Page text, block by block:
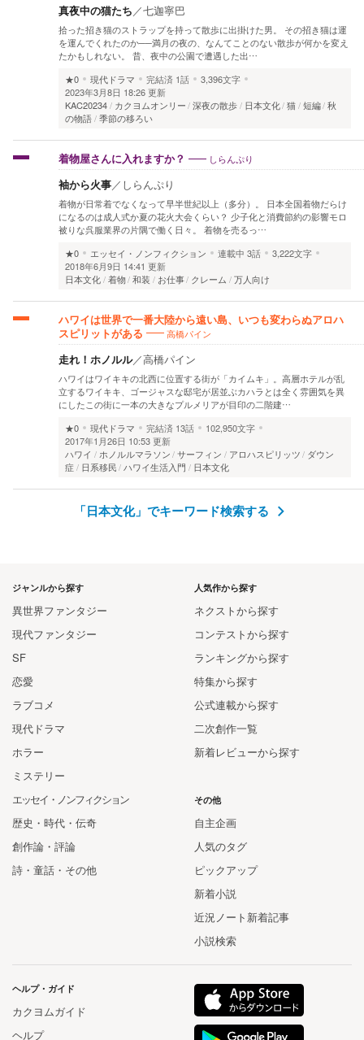
真夜中の猫たち／七迦寧巴
拾った招き猫のストラップを持って散歩に出掛けた男。 その招き猫は運
を運んでくれたのか──満月の夜の、なんてことのない散歩が何かを変え
たかもしれない。 昔、夜中の公園で遭遇した出…
★0
現代ドラマ 完結済 1話
3,396文字
2023年3月8日 18:26 更新
KAC20234
カクヨムオンリー 深夜の散歩 日本文化 猫 短編 秋
の物語 季節の移ろい
着物屋さんに入れますか？ しらんぷり
袖から火事／ しらんぷり
着物が日常着でなくなって早半世紀以上（多分）。 日本全国着物だらけ
になるのは成人式か夏の花火大会くらい？ 少子化と消費節約の影響モロ
被りな呉服業界の片隅で働く日々。 着物を売るっ…
★0
エッセイ・ノンフィクション 連載中 3話
3,222文字
2018年6月9日 14:41 更新
日本文化 着物 和装 お仕事 クレーム 万人向け
ハワイは世界で一番大陸から遠い島、いつも変わらぬアロハ
スピリットがある
高橋パイン
走れ！ホノルル／高橋パイン
ハワイはワイキキの北西に位置する街が「カイムキ」。高層ホテルが乱
立するワイキキ、ゴージャスな邸宅が居並ぶカハラとは全く雰囲気を異
にしたこの街に一本の大きなプルメリアが目印の二階建…
★0
現代ドラマ 完結済 13話
102,950文字
2017年1月26日 10:53 更新
ハワイ
ホノルルマラソン サーフィン アロハスピリッツ
ダウン
症
日系移民 ハワイ生活入門 日本文化
「日本文化」でキーワード検索する
人気作から探す
ネクストから探す
コンテストから探す
ランキングから探す
特集から探す
公式連載から探す
二次創作一覧
新着レビューから探す
ジャンルから探す
異世界ファンタジー
現代ファンタジー
SF
恋愛
ラブコメ
現代ドラマ
ホラー
ミステリー
エッセイ・ノンフィクション
歴史・時代・伝奇
創作論・評論
詩・童話・その他
その他
自主企画
人気のタグ
ピックアップ
新着小説
近況ノート新着記事
小説検索
ヘルプ・ガイド
カクヨムガイド
ヘルプ